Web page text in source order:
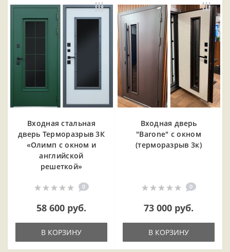
Входная cтальная
дверь Терморазрыв 3К
«Олимп с окном и
английской
решеткой»
0
58 600 руб.
В КОРЗИНУ
Входная дверь
"Barone" с окном
(терморазрыв 3к)
0
73 000 руб.
В КОРЗИНУ